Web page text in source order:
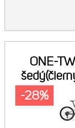
ONE-
-28%